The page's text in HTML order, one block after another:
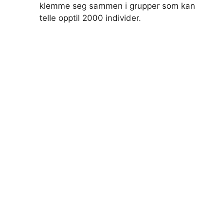
klemme seg sammen i grupper som kan
telle opptil 2000 individer.